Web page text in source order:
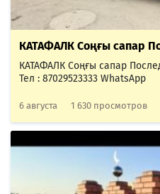
КАТАФАЛК Соңғы сапар
КАТАФАЛК Соңғы сапар
Тел : 87029523333 WhatsApp
6 августа 1 630 просмотров